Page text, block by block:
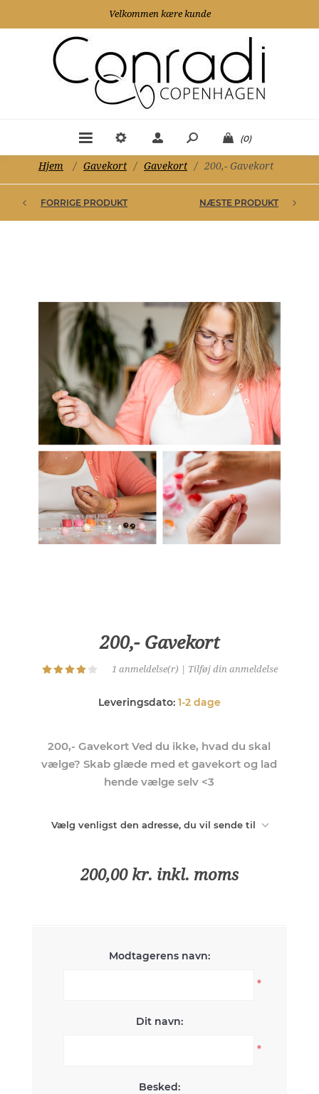
Velkommen kære kunde
(0)
Hjem / Gavekort / Gavekort / 200,- Gavekort
FORRIGE PRODUKT NÆSTE PRODUKT
200,- Gavekort
1 anmeldelse(r) Tilføj din anmeldelse
Leveringsdato: 1-2 dage
200,- Gavekort Ved du ikke, hvad du skal
vælge? Skab glæde med et gavekort og lad
hende vælge selv <3
Vælg venligst den adresse, du vil sende til
200,00 kr. inkl. moms
Modtagerens navn:
*
Dit navn:
*
Besked: